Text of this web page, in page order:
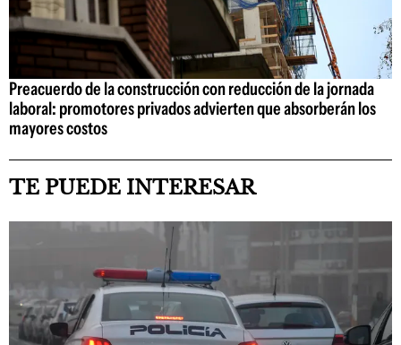
Preacuerdo de la construcción con reducción de la jornada
laboral: promotores privados advierten que absorberán los
mayores costos
TE PUEDE INTERESAR